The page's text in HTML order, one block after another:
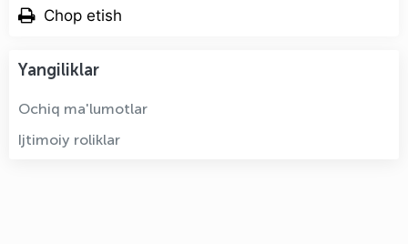
Chop etish
Yangiliklar
Ochiq ma'lumotlar
Ijtimoiy roliklar